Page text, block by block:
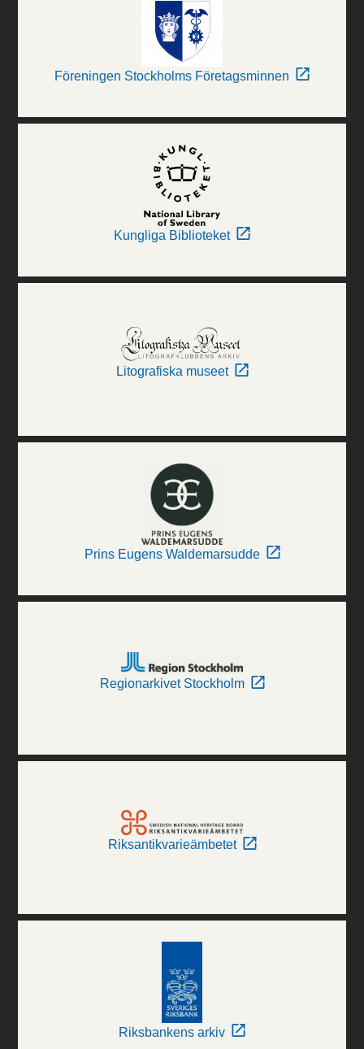
Föreningen Stockholms Företagsminnen
Kungliga Biblioteket
Litografiska museet
Prins Eugens Waldemarsudde
Regionarkivet Stockholm
Riksantikvarieämbetet
Riksbankens arkiv